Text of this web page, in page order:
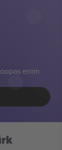
enim